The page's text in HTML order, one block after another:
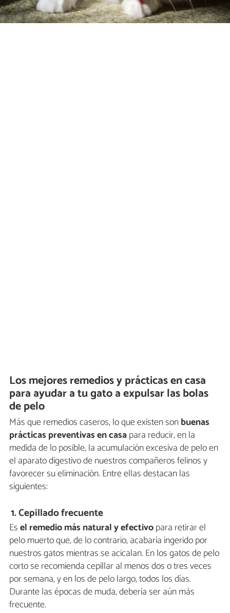
Los mejores remedios y prácticas en casa
para ayudar a tu gato a expulsar las bolas
de pelo
Más que remedios caseros, lo que existen sonbuenas
prácticas preventivas en casapara reducir, en la
medida de lo posible, la acumulación excesiva de pelo en
el aparato digestivo de nuestros compañeros felinos y
favorecer su eliminación. Entre ellas destacan las
siguientes:
1. Cepillado frecuente
Esel remedio más natural y efectivopara retirar el
pelo muerto que, de lo contrario, acabaría ingerido por
nuestros gatos mientras se acicalan. En los gatos de pelo
corto se recomienda cepillar al menos dos o tres veces
por semana, y en los de pelo largo, todos los días.
Durante las épocas de muda, debería ser aún más
frecuente.